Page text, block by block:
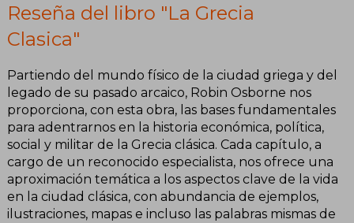
Reseña del libro "La Grecia
Clasica"
Partiendo del mundo físico de la ciudad griega y del
legado de su pasado arcaico, Robin Osborne nos
proporciona, con esta obra, las bases fundamentales
para adentrarnos en la historia económica, política,
social y militar de la Grecia clásica. Cada capítulo, a
cargo de un reconocido especialista, nos ofrece una
aproximación temática a los aspectos clave de la vida
en la ciudad clásica, con abundancia de ejemplos,
ilustraciones, mapas e incluso las palabras mismas de